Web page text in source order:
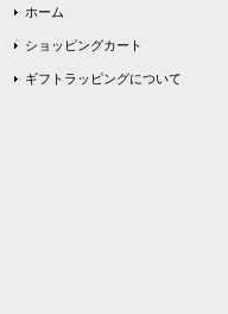
ホーム
ショッピングカート
ギフトラッピングについて